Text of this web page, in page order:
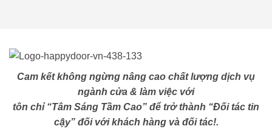
Cam kết không ngừng nâng cao chất lượng dịch vụ
ngành cửa & làm việc với
tôn chỉ “Tâm Sáng Tầm Cao” để trở thành “Đối tác tin
cậy” đối với khách hàng và đối tác!.